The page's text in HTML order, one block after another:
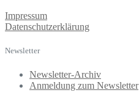
Impressum
Datenschutzerklärung
Newsletter
Newsletter-Archiv
Anmeldung zum Newsletter